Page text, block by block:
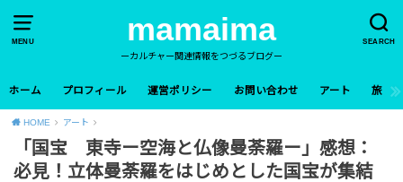
MENU SEARCH
mamaima
ーカルチャー関連情報をつづるブログー
ホーム プロフィール 運営ポリシー お問い合わせ アート 旅
HOME アート
「国宝 東寺ー空海と仏像曼荼羅ー」感想：
必見！立体曼荼羅をはじめとした国宝が集結